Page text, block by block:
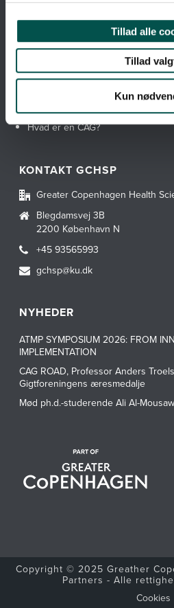
Tillad alle
Tillad
Kun
GENVEJE
Webtilgængelighedserklæring
Hvad er en CAG?
KONTAKT GCHSP
Greater Copenhagen Health
Blegdamsvej 3B
2200 København N
+45 93565993
gchsp@ku.dk
NYHEDER
ATMP SYMPOSIUM 2026: FROM
IMPLEMENTATION
CAG ROAD, Professor Anders
Gigtforeningens æresmedalje
Mød ph.d.-studerende Ali Al-
Copyright © 2025 Greather
Partners - Alle
Cookies